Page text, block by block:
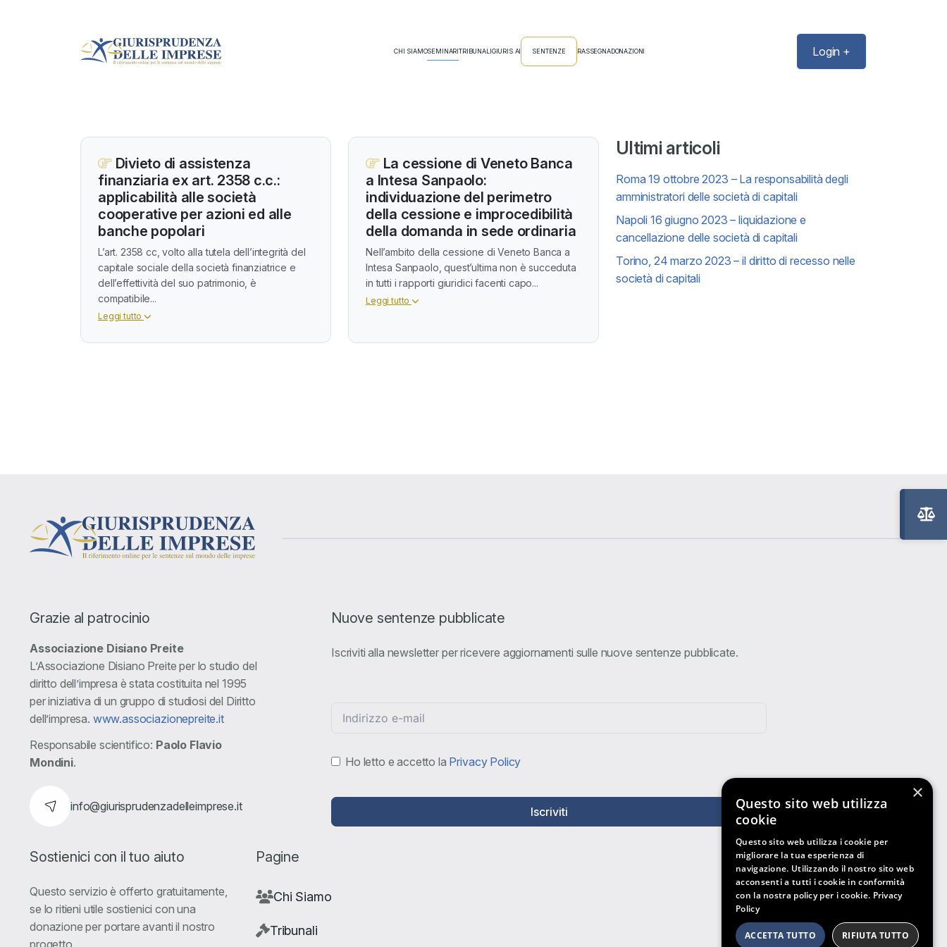
CHI SIAMOSEMINARITRIBUNALIGIURIS AI SENTENZE RASSEGNADONAZIONI Login +
Ultimi articoli
Roma 19 ottobre 2023 – La responsabilità degli
amministratori delle società di capitali
Napoli 16 giugno 2023 – liquidazione e
cancellazione delle società di capitali
Torino, 24 marzo 2023 – il diritto di recesso nelle
società di capitali
Divieto di assistenza
finanziaria ex art. 2358 c.c.:
applicabilità alle società
cooperative per azioni ed alle
banche popolari
L’art. 2358 cc, volto alla tutela dell’integrità del
capitale sociale della società finanziatrice e
dell’effettività del suo patrimonio, è
compatibile...
Leggi tutto
La cessione di Veneto Banca
a Intesa Sanpaolo:
individuazione del perimetro
della cessione e improcedibilità
della domanda in sede ordinaria
Nell’ambito della cessione di Veneto Banca a
Intesa Sanpaolo, quest’ultima non è succeduta
in tutti i rapporti giuridici facenti capo...
Leggi tutto
Grazie al patrocinio
Associazione Disiano Preite
L’Associazione Disiano Preite per lo studio del
diritto dell’impresa è stata costituita nel 1995
per iniziativa di un gruppo di studiosi del Diritto
dell’impresa. www.associazionepreite.it
Responsabile scientifico: Paolo Flavio
Mondini.
info@giurisprudenzadelleimprese.it
Nuove sentenze pubblicate
Iscriviti alla newsletter per ricevere aggiornamenti sulle nuove sentenze pubblicate.
Ho letto e accetto la Privacy Policy
Iscriviti
Sostienici con il tuo aiuto
Questo servizio è offerto gratuitamente,
se lo ritieni utile sostienici con una
donazione per portare avanti il nostro
Pagine
Chi Siamo
Tribunali
×
Questo sito web utilizza
cookie
Questo sito web utilizza i cookie per
migliorare la tua esperienza di
navigazione. Utilizzando il nostro sito web
acconsenti a tutti i cookie in conformità
con la nostra policy per i cookie. Privacy
Policy
ACCETTA TUTTO RIFIUTA TUTTO